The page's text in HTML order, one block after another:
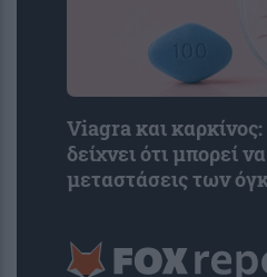
Viagra και
δείχνει ότι μπορεί
μεταστάσεις των